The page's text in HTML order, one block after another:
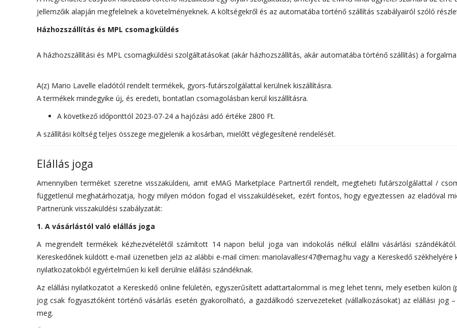
jellemzőik alapján megfelelnek a követelményeknek. A költségekről és az automatába történő szállítás szabályairól szóló
Házhozszállítás és MPL csomagküldés
A házhozszállítási és MPL csomagküldési szolgáltatásokat (akár házhozszállítás, akár automatába történő szállítás) a
A(z) Mario Lavelle eladótól rendelt termékek, gyors-futárszolgálattal kerülnek kiszállításra.
A termékek mindegyike új, és eredeti, bontatlan csomagolásban kerül kiszállításra.
A következő időponttól 2023-07-24 a hajózási adó értéke 2800 Ft.
A szállítási költség teljes összege megjelenik a kosárban, mielőtt véglegesítené rendelését.
Elállás joga
Amennyiben terméket szeretne visszaküldeni, amit eMAG Marketplace Partnertől rendelt, megteheti futárszolgálattal /
függetlenül meghatárhozatja, hogy milyen módon fogad el visszaküldéseket, ezért fontos, hogy egyeztessen az eladóval
Partnerünk visszaküldési szabályzatát:
1. A vásárlástól való elállás joga
A megrendelt termékek kézhezvételétől számított 14 napon belül joga van indokolás nélkül elállni vásárlási
Kereskedőnek küldött e-mail üzenetben jelzi az alábbi e-mail címen: mariolavallesr47@emag.hu vagy a Kereskedő
nyilatkozatokból egyértelműen ki kell derülnie elállási szándéknak.
Az elállási nyilatkozatot a Kereskedő online felületén, egyszerűsített adattartalommal is meg lehet tenni, mely esetben külön
jog csak fogyasztóként történő vásárlás esetén gyakorolható, a gazdálkodó szervezeteket (vállalkozásokat) az elállási jog
meg.